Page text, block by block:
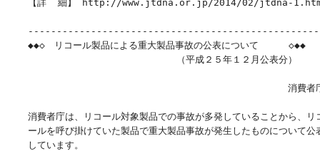
【詳  細】 http://www.jtdna.or.jp/2014/02/jtdna-
◆◆◇　リコール製品による重大製品事故の公表について　　  ◇◆◆
（平成２５年１２月公表分）
消費者
消費者庁は、リコール対象製品での事故が多発していることから、リ
ールを呼び掛けていた製品で重大製品事故が発生したものについて公
しています。